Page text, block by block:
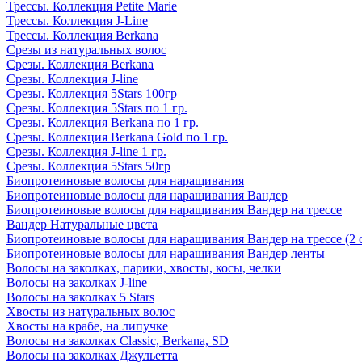
Трессы. Коллекция Petite Marie
Трессы. Коллекция J-Line
Трессы. Коллекция Berkana
Срезы из натуральных волос
Срезы. Коллекция Berkana
Срезы. Коллекция J-line
Срезы. Коллекция 5Stars 100гр
Срезы. Коллекция 5Stars по 1 гр.
Срезы. Коллекция Berkana по 1 гр.
Срезы. Коллекция Berkana Gold по 1 гр.
Срезы. Коллекция J-line 1 гр.
Срезы. Коллекция 5Stars 50гр
Биопротеиновые волосы для наращивания
Биопротеиновые волосы для наращивания Вандер
Биопротеиновые волосы для наращивания Вандер на трессе
Вандер Натуральные цвета
Биопротеиновые волосы для наращивания Вандер на трессе (2
Биопротеиновые волосы для наращивания Вандер ленты
Волосы на заколках, парики, хвосты, косы, челки
Волосы на заколках J-line
Волосы на заколках 5 Stars
Хвосты из натуральных волос
Хвосты на крабе, на липучке
Волосы на заколках Classic, Berkana, SD
Волосы на заколках Джульетта